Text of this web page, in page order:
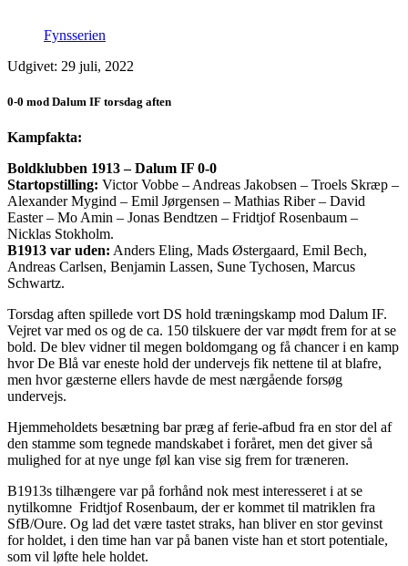
Fynsserien
Udgivet: 29 juli, 2022
0-0 mod Dalum IF torsdag aften
Kampfakta:
Boldklubben 1913 – Dalum IF 0-0
Startopstilling: Victor Vobbe – Andreas Jakobsen – Troels Skræp –
Alexander Mygind – Emil Jørgensen – Mathias Riber – David
Easter – Mo Amin – Jonas Bendtzen – Fridtjof Rosenbaum –
Nicklas Stokholm.
B1913 var uden: Anders Eling, Mads Østergaard, Emil Bech,
Andreas Carlsen, Benjamin Lassen, Sune Tychosen, Marcus
Schwartz.
Torsdag aften spillede vort DS hold træningskamp mod Dalum IF.
Vejret var med os og de ca. 150 tilskuere der var mødt frem for at se
bold. De blev vidner til megen boldomgang og få chancer i en kamp
hvor De Blå var eneste hold der undervejs fik nettene til at blafre,
men hvor gæsterne ellers havde de mest nærgående forsøg
undervejs.
Hjemmeholdets besætning bar præg af ferie-afbud fra en stor del af
den stamme som tegnede mandskabet i foråret, men det giver så
mulighed for at nye unge føl kan vise sig frem for træneren.
B1913s tilhængere var på forhånd nok mest interesseret i at se
nytilkomne Fridtjof Rosenbaum, der er kommet til matriklen fra
SfB/Oure. Og lad det være tastet straks, han bliver en stor gevinst
for holdet, i den time han var på banen viste han et stort potentiale,
som vil løfte hele holdet.